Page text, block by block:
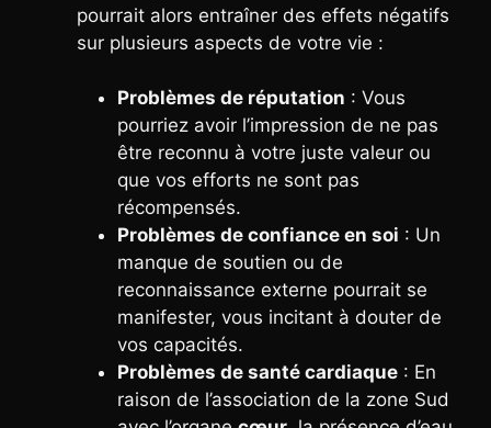
pourrait alors entraîner des effets négatifs
sur plusieurs aspects de votre vie :
Problèmes de réputation : Vous
pourriez avoir l’impression de ne pas
être reconnu à votre juste valeur ou
que vos efforts ne sont pas
récompensés.
Problèmes de confiance en soi : Un
manque de soutien ou de
reconnaissance externe pourrait se
manifester, vous incitant à douter de
vos capacités.
Problèmes de santé cardiaque: En
raison de l’association de la zone Sud